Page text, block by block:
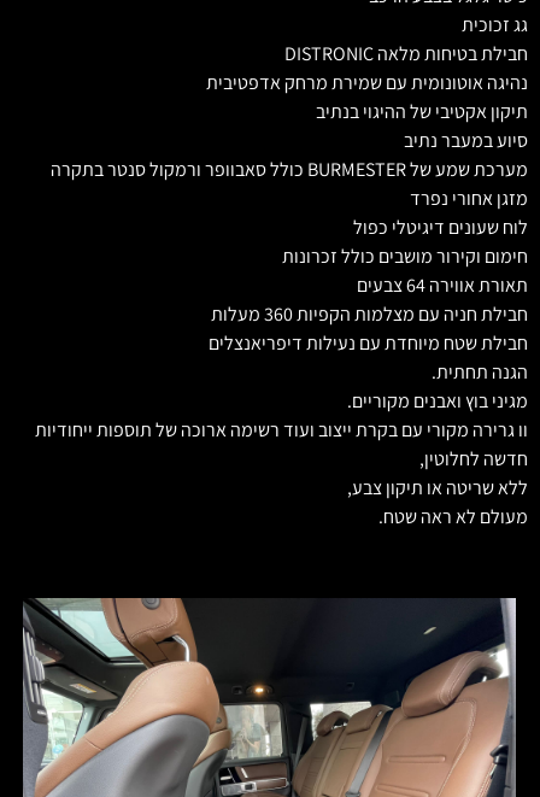
גג זכוכית
חבילת בטיחות מלאה DISTRONIC
נהיגה אוטונומית עם שמירת מרחק אדפטיבית
תיקון אקטיבי של ההיגוי בנתיב
סיוע במעבר נתיב
מערכת שמע של BURMESTER כולל סאבוופר ורמקול סנטר בתקרה
מזגן אחורי נפרד
לוח שעונים דיגיטלי כפול
חימום וקירור מושבים כולל זכרונות
תאורת אווירה 64 צבעים
חבילת חניה עם מצלמות הקפיות 360 מעלות
חבילת שטח מיוחדת עם נעילות דיפריאנצלים
הגנה תחתית.
מגיני בוץ ואבנים מקוריים.
וו גרירה מקורי עם בקרת ייצוב ועוד רשימה ארוכה של תוספות ייחודיות
חדשה לחלוטין,
ללא שריטה או תיקון צבע,
מעולם לא ראה שטח.